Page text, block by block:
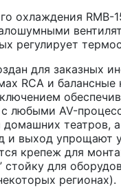
охлаждения RMB-
регулирует
для заказных
RCA и балансные
любыми AV-
театров,
и выход упрощают
крепеж для
стойку для
регионах).